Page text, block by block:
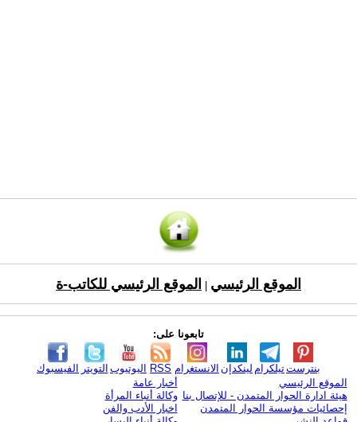
الموقع الرئيسي الموقع الرئيسي للكاتب-ة
تابعونا على:
الفيسبوك التويتر اليوتيوب RSS الانستغرام لينكدإن تيلكرامبنترست
الموقع الرئيسي
هيئة ادارة الحوار المتمدن - للإتصال بنا
إحصائيات مؤسسة الحوار المتمدن
أخبار عامة
وكالة أنباء المرأة
اخبار الأدب والفن